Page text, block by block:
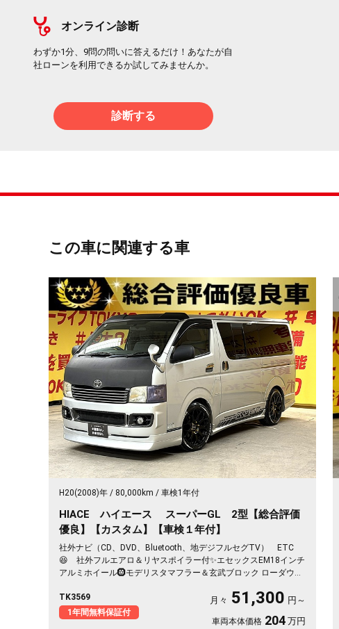
オンライン診断
わずか1分、9問の問いに答えるだけ！あなたが自
社ローンを利用できるか試してみませんか。
診断する
この車に関連する車
H20(2008)年 80,000km 車検1年付
HIACE ハイエース スーパーGL 2型【総合評価
優良】【カスタム】【車検１年付】
社外ナビ（CD、DVD、Bluetooth、地デジフルセグTV） ETC
😆 社外フルエアロ＆リヤスポイラー付✨エセックスEM18インチ
アルミホイール🛞モデリスタマフラー＆玄武ブロック ローダウン
定性抜群👌たくさん積んでも安心のヘッドライトレベライザー付
🔦両側スライドドアで荷物の出し入れ＆乗り降りラクラク!
TK3569
1年間無料保証付
月々 51,300 円～
車両本体価格 204 万円